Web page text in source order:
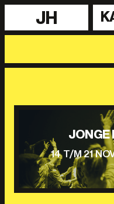
JH
JONGE
14 T/M 21